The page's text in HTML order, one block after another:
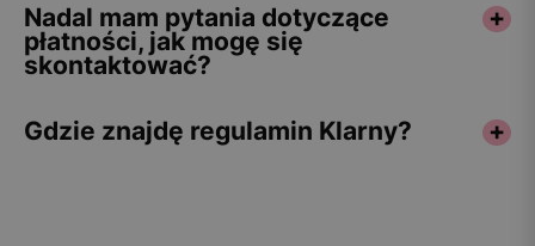
Nadal mam pytania dotyczące
płatności, jak mogę się
skontaktować?
Gdzie znajdę regulamin Klarny?